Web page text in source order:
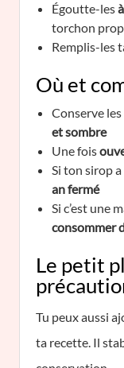
Égoutte-les
torchon
Remplis-les
Où et
Conserve
et sombre
Une fois
Si ton sirop
an fermé
Si c’est une
consommer
Le petit
Tu peux aussi
ta recette. Il